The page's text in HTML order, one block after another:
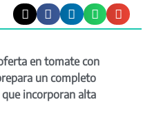
en tomate con
un completo
incorporan alta